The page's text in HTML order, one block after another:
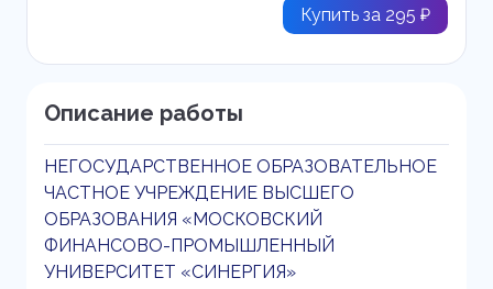
Купить за 295 ₽
Описание работы
НЕГОСУДАРСТВЕННОЕ ОБРАЗОВАТЕЛЬНОЕ
ЧАСТНОЕ УЧРЕЖДЕНИЕ ВЫСШЕГО
ОБРАЗОВАНИЯ «МОСКОВСКИЙ
ФИНАНСОВО-ПРОМЫШЛЕННЫЙ
УНИВЕРСИТЕТ «СИНЕРГИЯ»